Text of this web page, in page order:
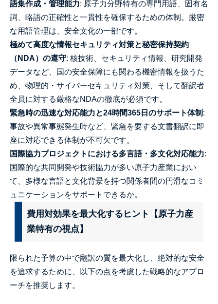
語集作成・管理能力: 原子力分野特有の専門用語、固有名
詞、略語の正確性と一貫性を確保するための体制。厳密
な用語管理は、安全文化の一部です。
極めて高度な情報セキュリティ対策と秘密保持契約
（NDA）の遵守: 核技術、セキュリティ情報、研究開発
データなど、国の安全保障にも関わる機密情報を扱うた
め、物理的・サイバーセキュリティ対策、そして翻訳者
全員に対する厳格なNDAの徹底が必須です。
緊急時の迅速な対応能力と24時間365日のサポート体制 :
事故や異常事態発生時など、緊急を要する文書翻訳に即
座に対応できる体制が不可欠です。
国際協力プロジェクトにおける多言語・多文化対応能力:
国際的な共同開発や技術協力が多い原子力産業におい
て、多様な言語と文化背景を持つ関係者間の円滑なコミ
ュニケーションをサポートできるか。
費用対効果を最大化するヒント【原子力産
業特有の視点】
限られた予算の中で翻訳の質を最大化し、絶対的な安全
を追求するために、以下の点を考慮した戦略的なアプロ
ーチを推奨します。